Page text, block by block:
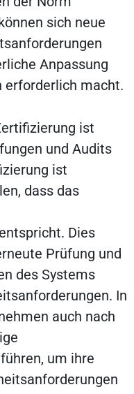
sich neue
Anpassung
erforderlich macht.
ist
und Audits
ist
dass das
Dies
Prüfung und
des Systems
In
auch nach
um ihre